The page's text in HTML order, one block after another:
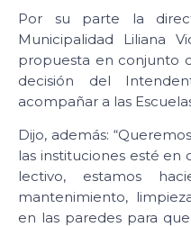
Por su parte la
Municipalidad Liliana
propuesta en conjunto
decisión del
acompañar a las
Dijo, además:
las instituciones esté en
lectivo, estamos
mantenimiento,
en las paredes para